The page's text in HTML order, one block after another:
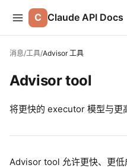
C Claude API Docs
消息/工具/Advisor 工具
Advisor tool
将更快的 executor 模型与更
Advisor tool 允许更快、更低